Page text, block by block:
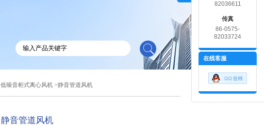
低噪音柜式离心风机 >静音管道风机
静音管道风机
82036611
传真
86-0575-
82033724
在线客服